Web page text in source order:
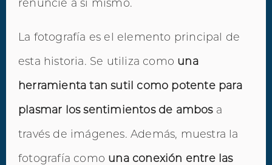
renuncie a sí mismo.
La fotografía es el elemento principal de
esta historia. Se utiliza como una
herramienta tan sutil como potente para
plasmar los sentimientos de ambosa
través de imágenes. Además, muestra la
fotografía como una conexión entre las